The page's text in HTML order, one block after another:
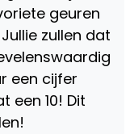
geuren
zullen dat
een cijfer
een 10! Dit